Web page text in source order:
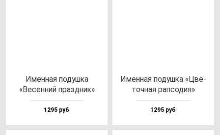
Имен­ная по­душ­ка
«Весен­ний праз­дник»
1295 руб
Имен­ная по­душ­ка «Цве­
точ­ная рап­со­дия»
1295 руб